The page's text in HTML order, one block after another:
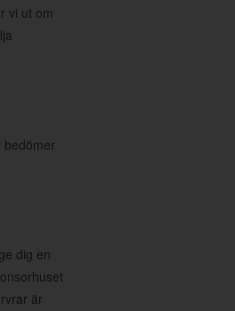
vi ut om
bedömer
dig en
är